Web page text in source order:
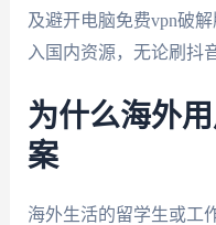
及避开电脑免费vpn破
入国内资源，无论刷抖
为什么海外
案
海外生活的留学生或工